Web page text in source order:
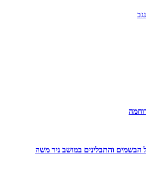
הבשמים והתבלינים במושב ניר משה